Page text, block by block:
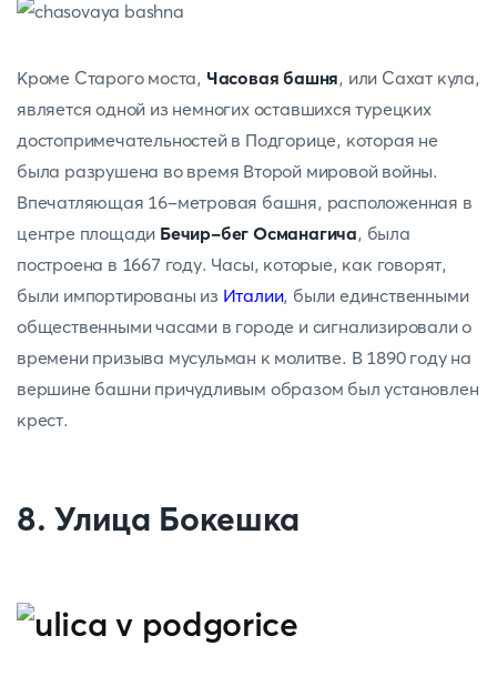
Кроме Старого моста, Часовая башня, или Сахат кула,
является одной из немногих оставшихся турецких
достопримечательностей в Подгорице, которая не
была разрушена во время Второй мировой войны.
Впечатляющая 16-метровая башня, расположенная в
центре площади Бечир-бег Османагича, была
построена в 1667 году. Часы, которые, как говорят,
были импортированы из Италии, были единственными
общественными часами в городе и сигнализировали о
времени призыва мусульман к молитве. В 1890 году на
вершине башни причудливым образом был установлен
крест.
8. Улица Бокешка